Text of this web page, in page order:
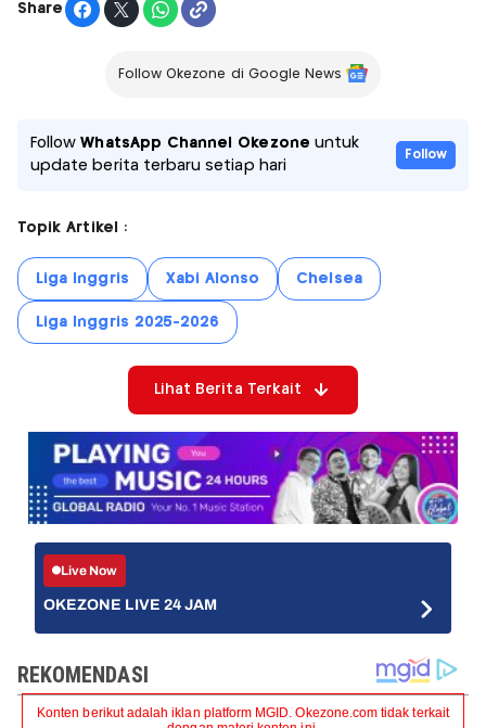
Share
Follow Okezone di Google News
FollowWhatsApp Channel Okezone untuk
update berita terbaru setiap hari
Follow
Topik Artikel :
Liga Inggris Xabi Alonso Chelsea
Liga Inggris 2025-2026
Lihat Berita Terkait
Live Now
OKEZONE LIVE 24 JAM